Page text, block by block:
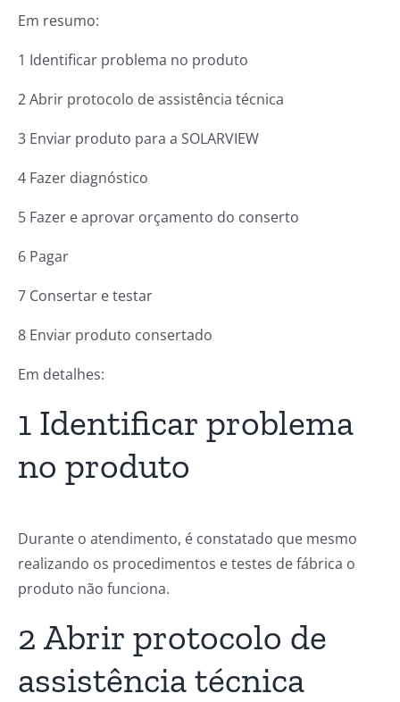
Em resumo:
1 Identificar problema no produto
2 Abrir protocolo de assistência técnica
3 Enviar produto para a SOLARVIEW
4 Fazer diagnóstico
5 Fazer e aprovar orçamento do conserto
6 Pagar
7 Consertar e testar
8 Enviar produto consertado
Em detalhes:
1 Identificar problema
no produto
Durante o atendimento, é constatado que mesmo
realizando os procedimentos e testes de fábrica o
produto não funciona.
2 Abrir protocolo de
assistência técnica